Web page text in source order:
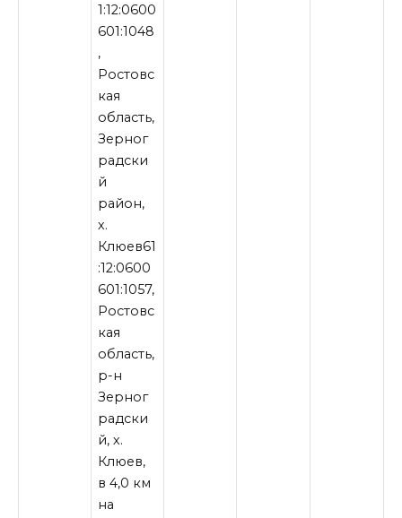
1:12:0600
601:1048
,
Ростовс
кая
область,
Зерног
радски
й
район,
х.
Клюев61
:12:0600
601:1057,
Ростовс
кая
область,
р-н
Зерног
радски
й, х.
Клюев,
в 4,0 км
на